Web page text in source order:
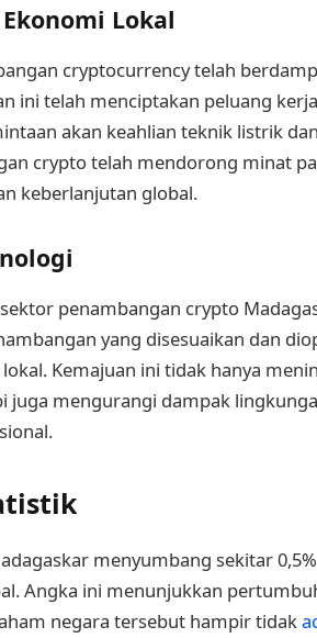
Lokal
cryptocurrency telah
ini telah menciptakan peluang
akan keahlian teknik listrik
crypto telah mendorong minat
keberlanjutan global.
penambangan crypto
yang disesuaikan dan
Kemajuan ini tidak hanya
juga mengurangi dampak
menyumbang sekitar
Angka ini menunjukkan
negara tersebut hampir tidak